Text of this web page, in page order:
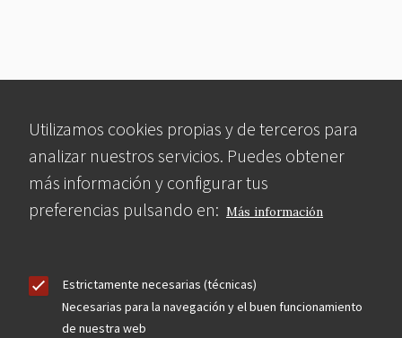
Utilizamos cookies propias y de terceros para
analizar nuestros servicios. Puedes obtener
más información y configurar tus
preferencias pulsando en: Más información
Estrictamente necesarias (técnicas)
Necesarias para la navegación y el buen funcionamiento
de nuestra web